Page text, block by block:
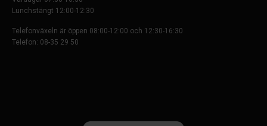
Lunchstängt 12:00-12:30
Telefonväxeln är öppen 08:00-12:00 och 12:30-16:30
Telefon: 08-35 29 50